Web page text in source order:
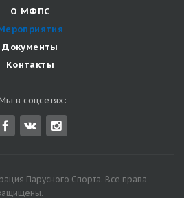
О МФПС
Документы
Контакты
в соцсетях:
Парусного Спорта. Все права